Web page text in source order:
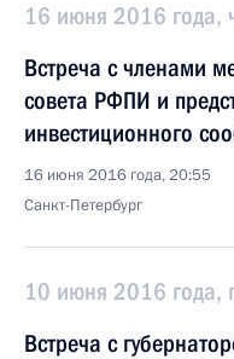
16 июня 2016 года,
Встреча с членами
совета РФПИ и
инвестиционного
16 июня 2016 года, 20:55
Санкт-Петербург
10 июня 2016 года,
Встреча с